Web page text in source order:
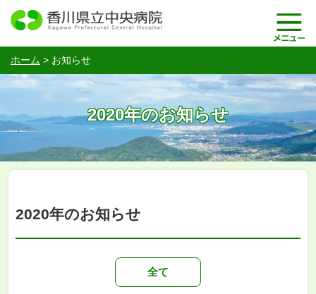
ホーム > お知らせ
2020年のお知らせ
2020年のお知らせ
全て